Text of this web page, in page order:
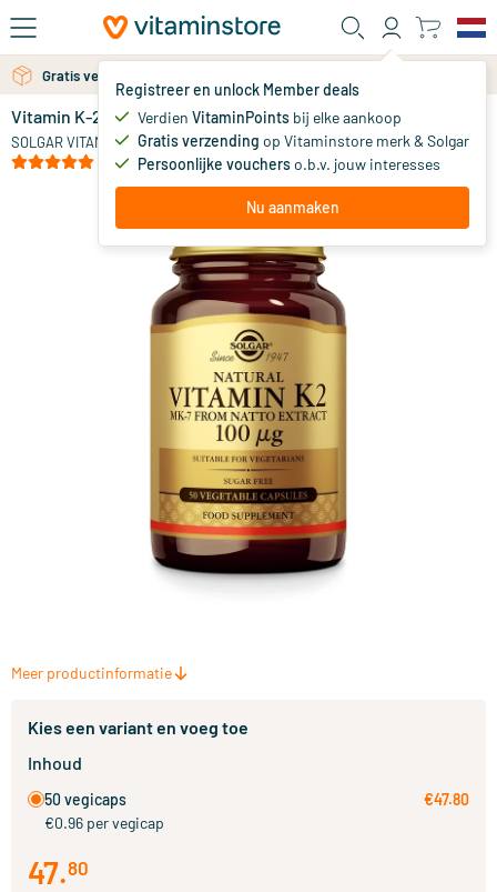
Ga naar de hoofdinhoud
Registreer en unlock Member deals
Verdien VitaminPoints bij elke aankoop
Gratis verzending op Vitaminstore merk & Solgar
Persoonlijke voucherso.b.v. jouw interesses
Nu aanmaken
Gratis persoonlijk advies via chat of email
Vitamin K-2 100 µg (menaquinon-7, vitamine K)
SOLGAR VITAMINS
(11)
47.
Meer productinformatie
Kies een variant en voeg toe
Inhoud
50 vegicaps
€0.96 per vegicap
€47.80
47.80